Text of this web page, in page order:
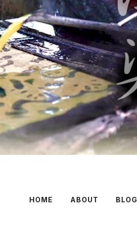
HOME ABOUT BLOG